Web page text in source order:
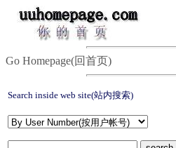
Go Homepage(回首页)
Search inside web site(站内搜索)